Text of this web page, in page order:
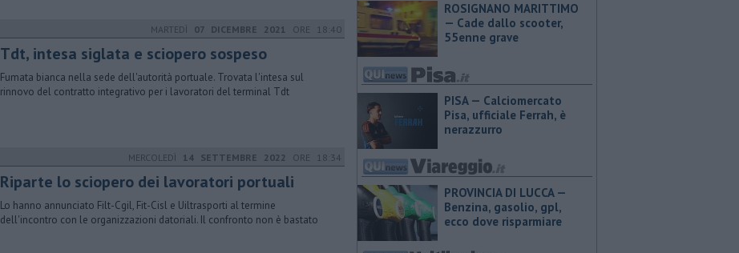
MARTEDÌ 07 DICEMBRE 2021 ORE 18:40
Tdt, intesa siglata e sciopero sospeso
Fumata bianca nella sede dell'autorità portuale. Trovata l'intesa sul
rinnovo del contratto integrativo per i lavoratori del terminal Tdt
MERCOLEDÌ 14 SETTEMBRE 2022 ORE 18:34
Riparte lo sciopero dei lavoratori portuali
Lo hanno annunciato Filt-Cgil, Fit-Cisl e Uiltrasporti al termine
dell'incontro con le organizzazioni datoriali. Il confronto non è bastato
ROSIGNANO MARITTIMO
— Cade dallo scooter,
55enne grave
PISA — Calciomercato
Pisa, ufficiale Ferrah, è
nerazzurro
PROVINCIA DI LUCCA — ​
Benzina, gasolio, gpl,
ecco dove risparmiare